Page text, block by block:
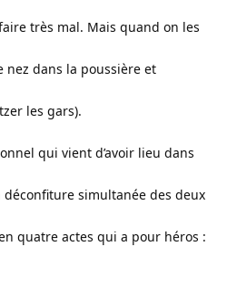
très mal. Mais quand on les
nez dans la poussière et
les gars).
qui vient d’avoir lieu dans
déconfiture simultanée des deux
quatre actes qui a pour héros :